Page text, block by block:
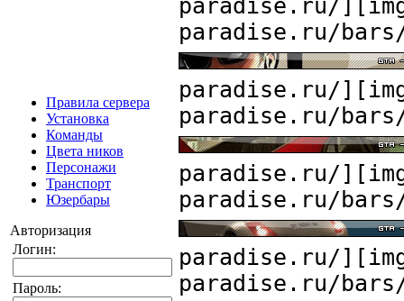
Правила сервера
Установка
Команды
Цвета ников
Персонажи
Транспорт
Юзербары
Авторизация
Логин:
Пароль:
paradise.ru/
paradise.ru/
paradise.ru/
paradise.ru/
paradise.ru/
paradise.ru/
paradise.ru/
paradise.ru/